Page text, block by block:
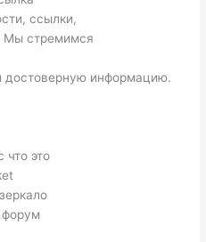
ссылки,
Мы стремимся
достоверную информацию.
что это
форум